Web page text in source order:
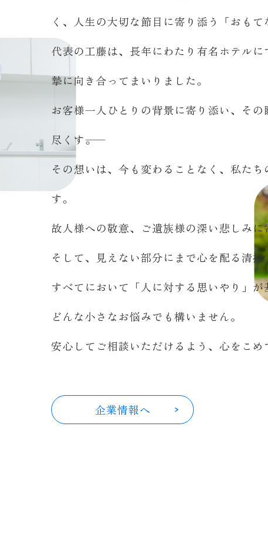
く、人生の大切な節目に寄り添う「おもて
代表の工藤は、長年にわたり有名ホテル
摯に向き合ってまいりました。
お客様一人ひとりの背景に寄り添い、そ
尽くす――。
その想いは、今も変わることなく、私た
す。
故人様への敬意、ご遺族様の深い悲しみ
そして、見えない部分にまで心を配る清
すべてにおいて「人に対する思いやり」
どんな小さなお悩みでも構いません。
安心してご相談いただけるよう、心をこめ
企業情報へ